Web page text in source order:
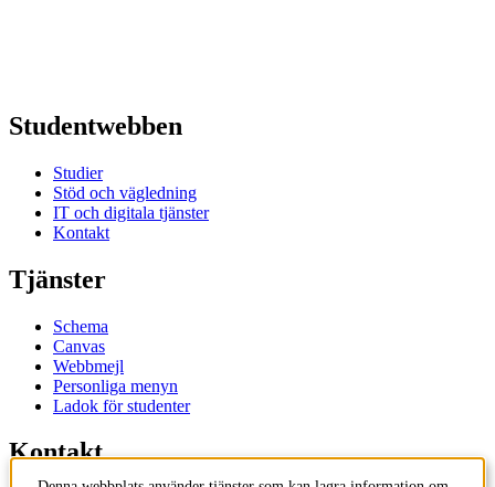
Studentwebben
Studier
Stöd och vägledning
IT och digitala tjänster
Kontakt
Tjänster
Schema
Canvas
Webbmejl
Personliga menyn
Ladok för studenter
Kontakt